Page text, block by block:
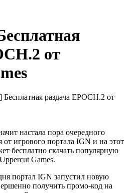
от
Бесплатная раздача EPOCH.2 от
настала пора очередного
игрового портала IGN и на этот
бесплатно скачать популярную
Games.
портал IGN запустил новую
получить промо-код на